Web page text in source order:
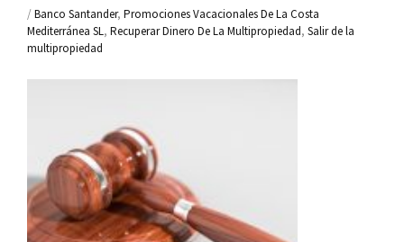
/Banco Santander, Promociones Vacacionales De La Costa
Mediterránea SL, Recuperar Dinero De La Multipropiedad, Salir de la
multipropiedad